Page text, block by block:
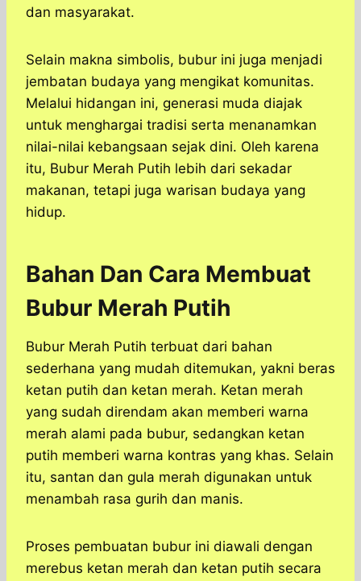
dan masyarakat.
Selain makna simbolis, bubur ini juga menjadi
jembatan budaya yang mengikat komunitas.
Melalui hidangan ini, generasi muda diajak
untuk menghargai tradisi serta menanamkan
nilai-nilai kebangsaan sejak dini. Oleh karena
itu, Bubur Merah Putih lebih dari sekadar
makanan, tetapi juga warisan budaya yang
hidup.
Bahan Dan Cara Membuat
Bubur Merah Putih
Bubur Merah Putih terbuat dari bahan
sederhana yang mudah ditemukan, yakni beras
ketan putih dan ketan merah. Ketan merah
yang sudah direndam akan memberi warna
merah alami pada bubur, sedangkan ketan
putih memberi warna kontras yang khas. Selain
itu, santan dan gula merah digunakan untuk
menambah rasa gurih dan manis.
Proses pembuatan bubur ini diawali dengan
merebus ketan merah dan ketan putih secara